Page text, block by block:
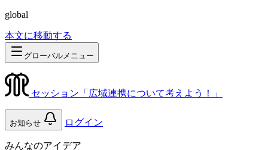
global
本文に移動する
グローバルメニュー
セッション「広域連携について考えよう！」
お知らせ ログイン
みんなのアイデア